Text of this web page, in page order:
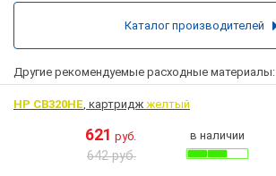
Другие рекомендуемые расходные материалы:
HP CB320HE, картридж желтый
621 руб.
642 руб.
в наличии